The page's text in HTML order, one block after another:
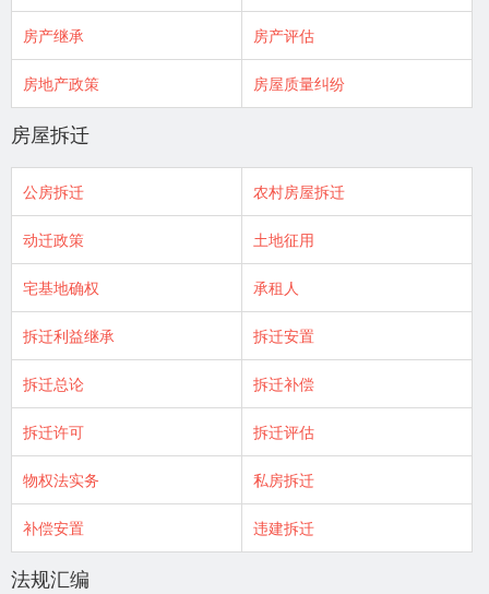
房产继承 房产评估
房地产政策 房屋质量纠纷
房屋拆迁
公房拆迁 农村房屋拆迁
动迁政策 土地征用
宅基地确权 承租人
拆迁利益继承 拆迁安置
拆迁总论 拆迁补偿
拆迁许可 拆迁评估
物权法实务 私房拆迁
补偿安置 违建拆迁
法规汇编